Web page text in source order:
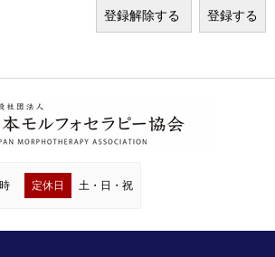
定休日 土・日・祝